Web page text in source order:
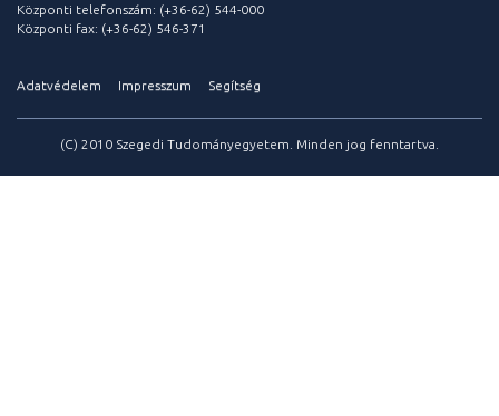
Központi telefonszám: (+36-62) 544-000
Központi fax: (+36-62) 546-371
Adatvédelem Impresszum Segítség
(C) 2010 Szegedi Tudományegyetem. Minden jog fenntartva.